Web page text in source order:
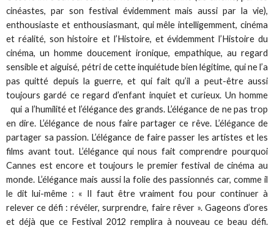
cinéastes, par son festival évidemment mais aussi par la vie),
enthousiaste et enthousiasmant, qui mêle intelligemment, cinéma
et réalité, son histoire et l’Histoire, et évidemment l’Histoire du
cinéma, un homme doucement ironique, empathique, au regard
sensible et aiguisé, pétri de cette inquiétude bien légitime, qui ne l’a
pas quitté depuis la guerre, et qui fait qu’il a peut-être aussi
toujours gardé ce regard d’enfant inquiet et curieux. Un homme
qui a l’humilité et l’élégance des grands. L’élégance de ne pas trop
en dire. L’élégance de nous faire partager ce rêve. L’élégance de
partager sa passion. L’élégance de faire passer les artistes et les
films avant tout. L’élégance qui nous fait comprendre pourquoi
Cannes est encore et toujours le premier festival de cinéma au
monde. L’élégance mais aussi la folie des passionnés car, comme il
le dit lui-même : « Il faut être vraiment fou pour continuer à
relever ce défi : révéler, surprendre, faire rêver ». Gageons d’ores
et déjà que ce Festival 2012 remplira à nouveau ce beau défi.